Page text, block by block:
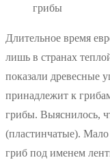
грибы
Длительное время
лишь в странах
показали древесные
принадлежит к
грибы. Выяснилось,
(пластинчатые).
гриб под именем